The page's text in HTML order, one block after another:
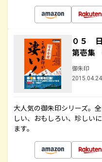
０５
第壱集
御朱印
大人気の御朱印シリーズ。
しい、おもしろい、珍しい
ます。